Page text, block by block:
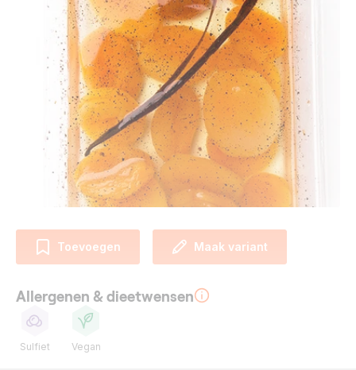
Toevoegen Maak variant
Allergenen & dieetwensen
Sulfiet Vegan